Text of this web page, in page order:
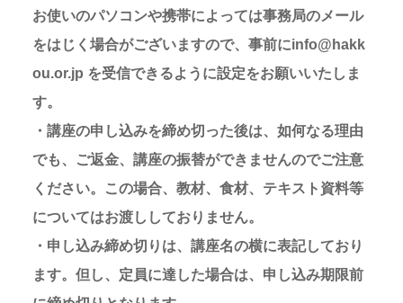
お使いのパソコンや携帯によっては事務局のメール
をはじく場合がございますので、事前にinfo@hakk
ou.or.jp を受信できるように設定をお願いいたしま
す。
・講座の申し込みを締め切った後は、如何なる理由
でも、ご返金、講座の振替ができませんのでご注意
ください。この場合、教材、食材、テキスト資料等
についてはお渡ししておりません。
・申し込み締め切りは、講座名の横に表記しており
ます。但し、定員に達した場合は、申し込み期限前